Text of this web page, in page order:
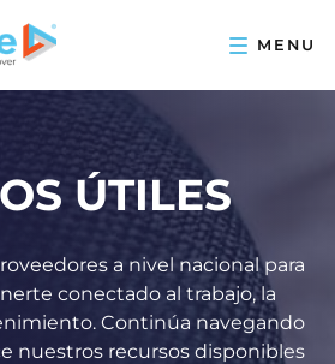
ÚTILES
a nivel nacional para
conectado al trabajo, la
Continúa navegando
nuestros recursos disponibles